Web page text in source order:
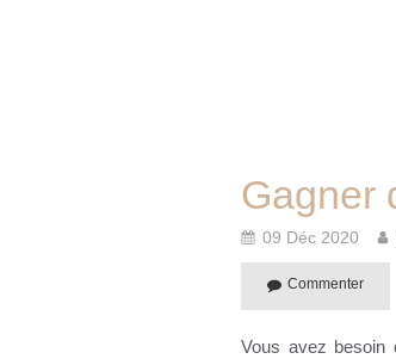
Gagner
09 Déc 2020
Commenter
Vous avez besoin